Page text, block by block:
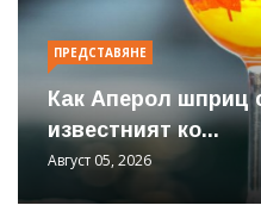
ПРЕДСТАВЯНЕ
Как Аперол шприц
известният ко...
Август 05, 2026